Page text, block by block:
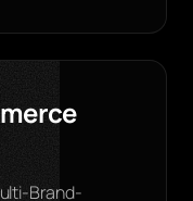
Brand-